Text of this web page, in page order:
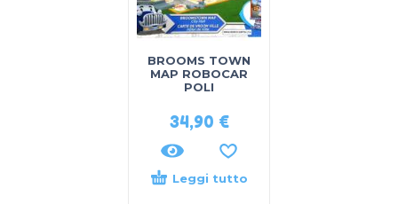
BROOMS TOWN
MAP ROBOCAR
POLI
34,90 €
Leggi tutto